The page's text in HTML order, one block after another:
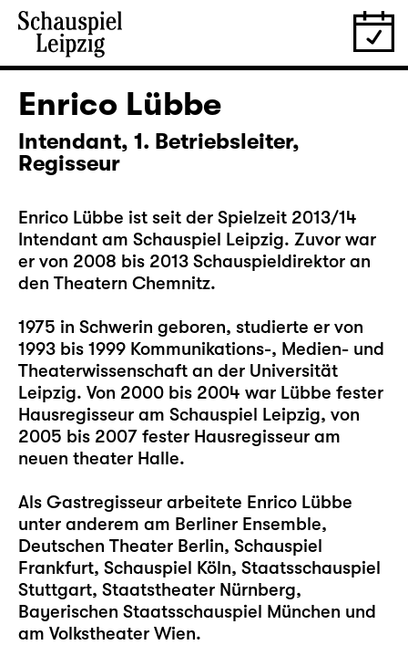
Enrico Lübbe
Intendant, 1. Betriebsleiter,
Regisseur
Enrico Lübbe ist seit der Spielzeit 2013/14
Intendant am Schauspiel Leipzig. Zuvor war
er von 2008 bis 2013 Schauspieldirektor an
den Theatern Chemnitz.
1975 in Schwerin geboren, studierte er von
1993 bis 1999 Kommunikations-, Medien- und
Theaterwissenschaft an der Universität
Leipzig. Von 2000 bis 2004 war Lübbe fester
Hausregisseur am Schauspiel Leipzig, von
2005 bis 2007 fester Hausregisseur am
neuen theater Halle.
Als Gastregisseur arbeitete Enrico Lübbe
unter anderem am Berliner Ensemble,
Deutschen Theater Berlin, Schauspiel
Frankfurt, Schauspiel Köln, Staatsschauspiel
Stuttgart, Staatstheater Nürnberg,
Bayerischen Staatsschauspiel München und
am Volkstheater Wien.